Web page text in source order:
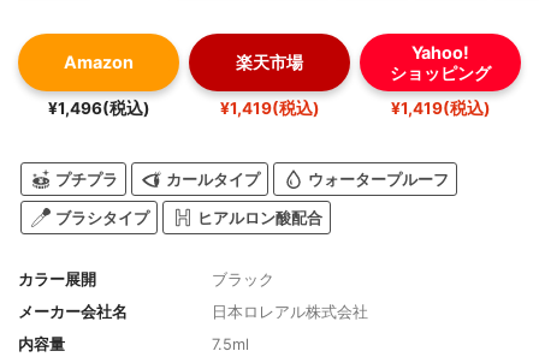
Amazon
¥1,496(税込)
楽天市場
¥1,419(税込)
Yahoo!
ショッピング
¥1,419(税込)
プチプラ カールタイプ ウォータープルーフ
ブラシタイプ ヒアルロン酸配合
カラー展開
ブラック
メーカー会社名
日本ロレアル株式会社
内容量
7.5ml